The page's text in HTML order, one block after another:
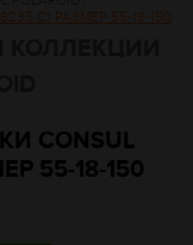
C1 РАЗМЕР 55-18-150
CONSUL
55-18-150